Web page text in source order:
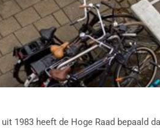
1983 heeft de Hoge Raad bepaald